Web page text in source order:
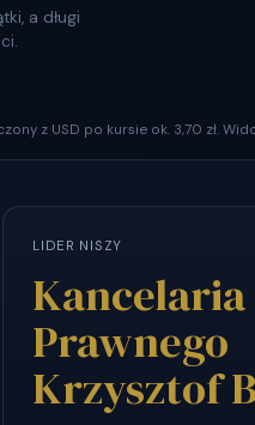
a długi
z USD po kursie ok. 3,70 zł.
LIDER NISZY
Kancelaria
Prawnego
Krzysztof